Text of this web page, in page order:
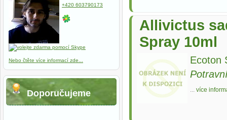
Allivictus
Spray 10ml
Ecoton
... více
+420 603790173
Nebo čtěte více informací zde...
Doporučujeme